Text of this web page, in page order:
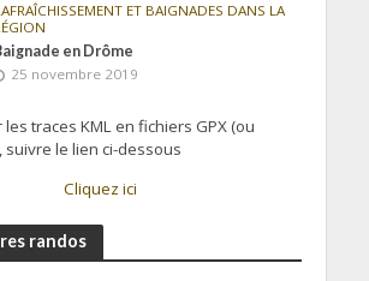
ET BAIGNADES DANS LA
en Drôme
25 novembre 2019
traces KML en fichiers GPX (ou
le lien ci-dessous
Cliquez ici
randos